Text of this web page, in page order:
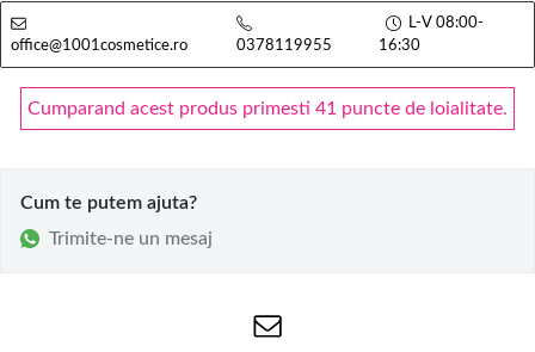
office@1001cosmetice.ro 0378119955
L-V 08:00-
16:30
Cumparand acest produs primesti 41 puncte de loialitate.
Cum te putem ajuta?
Trimite-ne un mesaj